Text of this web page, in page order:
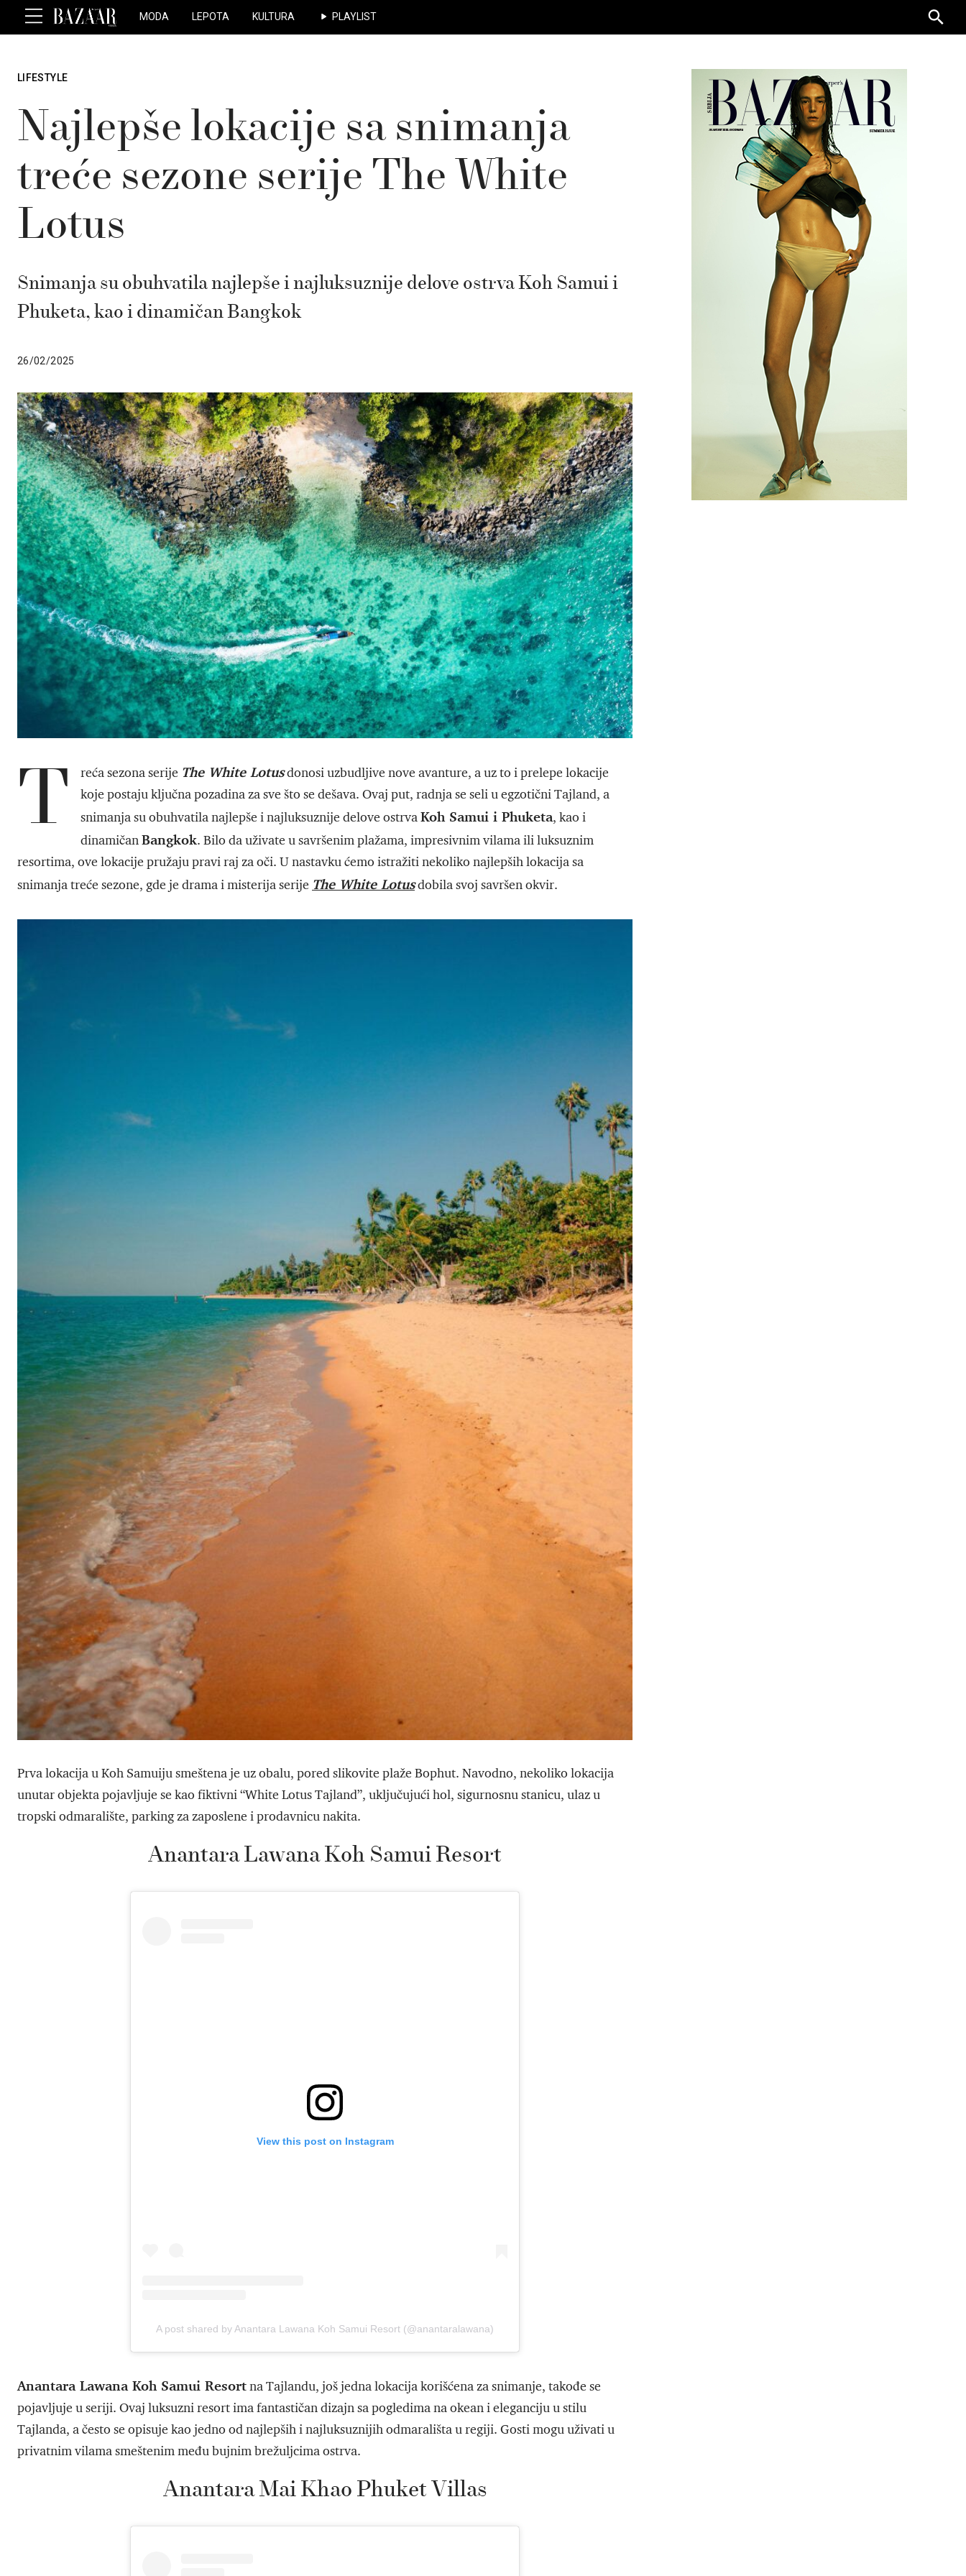
MODA LEPOTA KULTURA PLAYLIST
for:
LIFESTYLE
Najlepše lokacije sa snimanja
treće sezone serije The White
Lotus
Snimanja su obuhvatila najlepše i najluksuznije delove ostrva Koh Samui i
Phuketa, kao i dinamičan Bangkok
26/02/2025
T reća sezona serije The White Lotusdonosi uzbudljive nove avanture, a uz to i prelepe lokacije
koje postaju ključna pozadina za sve što se dešava. Ovaj put, radnja se seli u egzotični Tajland, a
snimanja su obuhvatila najlepše i najluksuznije delove ostrvaKoh Samui i Phuketa, kao i
dinamičanBangkok. Bilo da uživate u savršenim plažama, impresivnim vilama ili luksuznim
resortima, ove lokacije pružaju pravi raj za oči. U nastavku ćemo istražiti nekoliko najlepših lokacija sa
snimanja treće sezone, gde je drama i misterija serije The White Lotusdobila svoj savršen okvir.
Prva lokacija u Koh Samuiju smeštena je uz obalu, pored slikovite plaže Bophut. Navodno, nekoliko lokacija
unutar objekta pojavljuje se kao fiktivni “White Lotus Tajland”, uključujući hol, sigurnosnu stanicu, ulaz u
tropski odmaralište, parking za zaposlene i prodavnicu nakita.
Anantara Lawana Koh Samui Resort
View this post on Instagram
A post shared by Anantara Lawana Koh Samui Resort (@anantaralawana)
Anantara Lawana Koh Samui Resortna Tajlandu, još jedna lokacija korišćena za snimanje, takođe se
pojavljuje u seriji. Ovaj luksuzni resort ima fantastičan dizajn sa pogledima na okean i eleganciju u stilu
Tajlanda, a često se opisuje kao jedno od najlepših i najluksuznijih odmarališta u regiji. Gosti mogu uživati u
privatnim vilama smeštenim među bujnim brežuljcima ostrva.
Anantara Mai Khao Phuket Villas